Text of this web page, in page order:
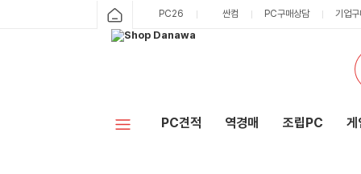
PC26 싼컴 PC구매상담 기업
PC견적 역경매 조립PC 게